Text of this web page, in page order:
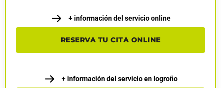
+ información del servicio online
RESERVA TU CITA ONLINE
+ información del servicio en logroño